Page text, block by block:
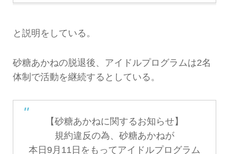
と説明をしている。
砂糖あかねの脱退後、アイドルプログラムは2名
体制で活動を継続するとしている。
【砂糖あかねに関するお知らせ】
規約違反の為、砂糖あかねが
本日9月11日をもってアイドルプログラム